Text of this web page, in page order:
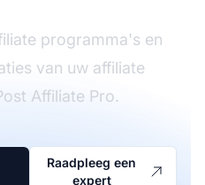
programma's en
van uw affiliate
Affiliate Pro.
Raadpleeg een
expert